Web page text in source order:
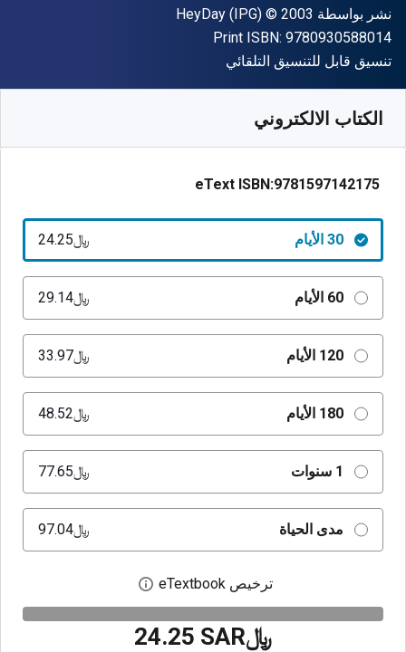
الناشر
نشر بواسطة HeyDay (IPG)
حقوق الطبع والنشر © 2003
Print ISBN: 9780930588014
شكل
تنسيق قابل للتنسيق التلقائي
الكتاب الالكتروني
eText ISBN:9781597142175
30 الأيام ﷼‎24.25
60 الأيام ﷼‎29.14
120 الأيام ﷼‎33.97
180 الأيام ﷼‎48.52
1 سنوات ﷼‎77.65
مدى الحياة ﷼‎97.04
ترخيص eTextbook افتح مربع حوار
﷼‎24.25 SAR